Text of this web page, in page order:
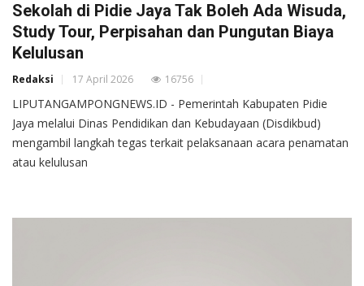
Sekolah di Pidie Jaya Tak Boleh Ada Wisuda,
Study Tour, Perpisahan dan Pungutan Biaya
Kelulusan
Redaksi 17 April 2026 16756
LIPUTANGAMPONGNEWS.ID - Pemerintah Kabupaten Pidie
Jaya melalui Dinas Pendidikan dan Kebudayaan (Disdikbud)
mengambil langkah tegas terkait pelaksanaan acara penamatan
atau kelulusan